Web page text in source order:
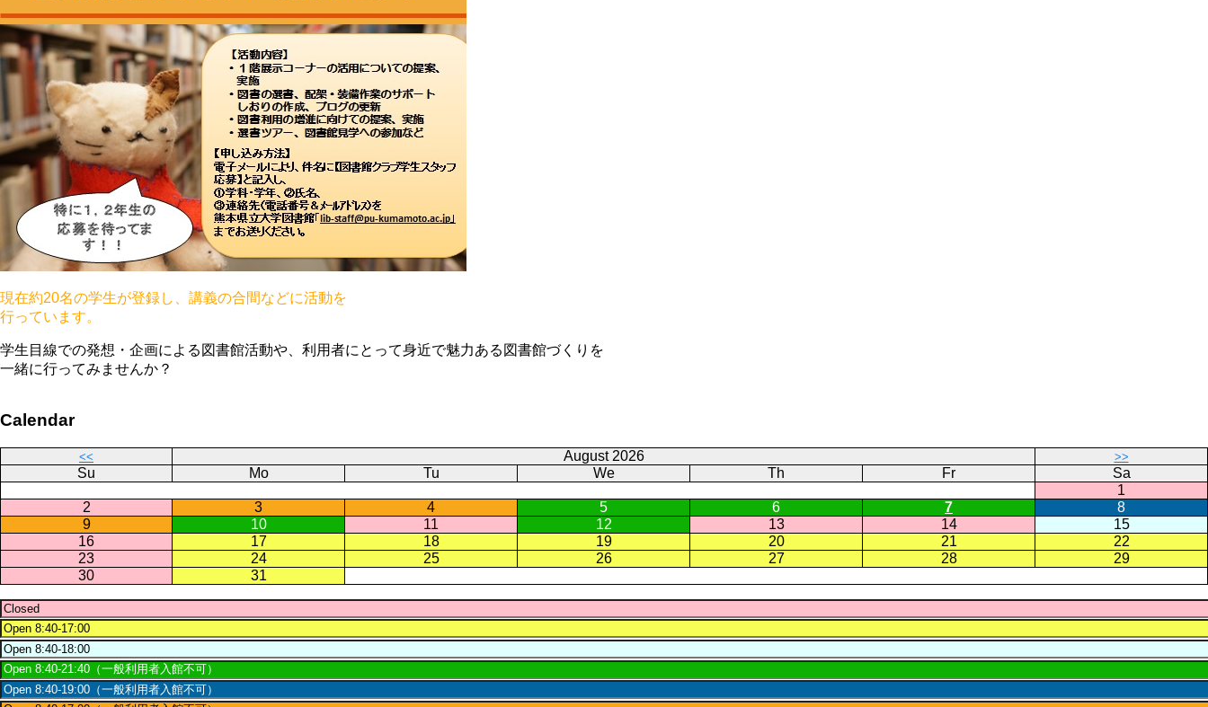
現在約20名の学生が登録し、講義の合間などに活動を
行っています。
学生目線での発想・企画による図書館活動や、利用者にとって身近で魅力ある図書館づくりを
一緒に行ってみませんか？
Calendar
<< August 2026 >>
Su Mo Tu We Th Fr
Sa
1
2
3 4 5 6 7
8
9
10 11 12 13 14
15
16
17 18 19 20 21
22
23
24 25 26 27 28
29
30
31